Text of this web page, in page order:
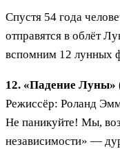
Спустя 54 года
отправятся в облёт
вспомним 12 лунных
12. «Падение Луны»
Режиссёр: Роланд
Не паникуйте! Мы,
независимости» —